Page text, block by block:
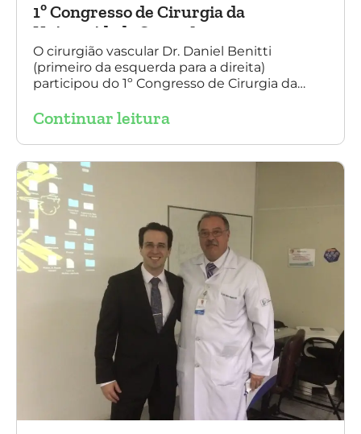
1º Congresso de Cirurgia da
Universidade Santo Amaro
O cirurgião vascular Dr. Daniel Benitti
(primeiro da esquerda para a direita)
participou do 1º Congresso de Cirurgia da
de cirurgia endovascular. O evento também
Amato e do Dr. Adnam Neser.
Continuar leitura